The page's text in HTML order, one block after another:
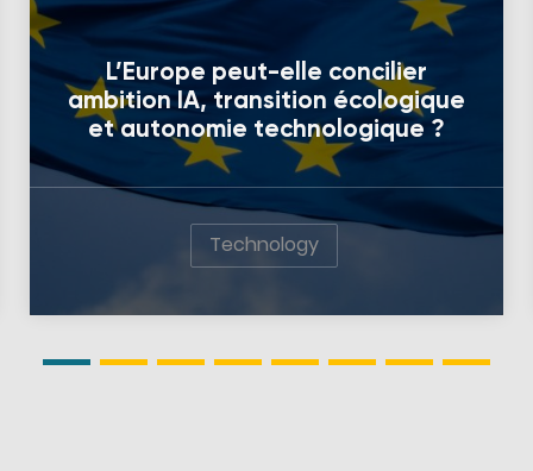
L’Europe peut-elle concilier
ambition IA, transition écologique
et autonomie technologique ?
Technology